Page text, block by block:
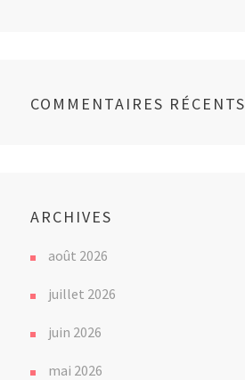
COMMENTAIRES RÉCENTS
ARCHIVES
août 2026
juillet 2026
juin 2026
mai 2026